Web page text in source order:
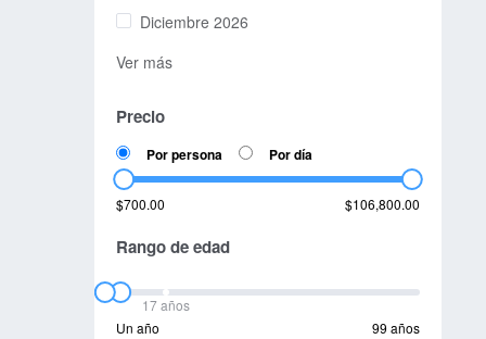
Diciembre 2026
Ver más
Precio
Por persona Por día
$700.00 $106,800.00
Rango de edad
17 años
Un año
99 años